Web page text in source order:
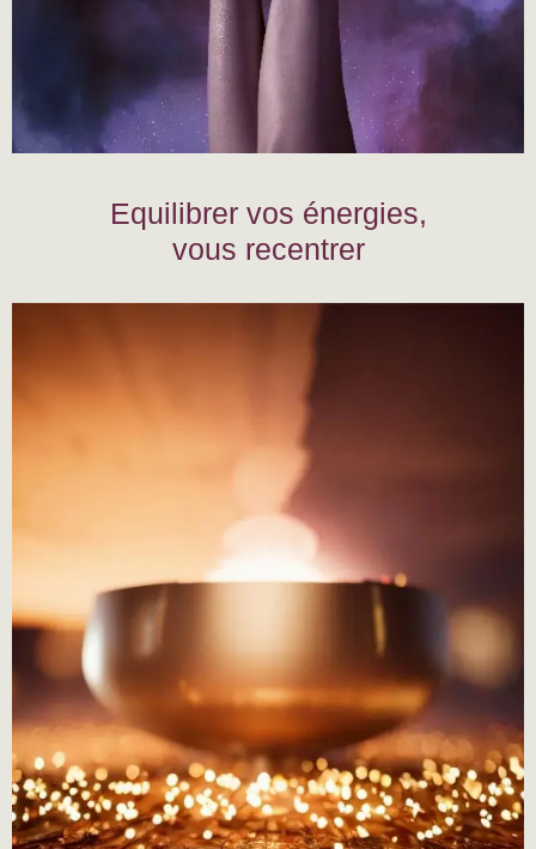
Equilibrer vos énergies,
vous recentrer